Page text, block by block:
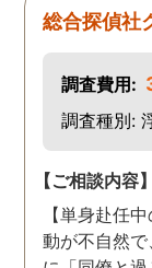
元気に過ご
総合探偵社
調査費用:
調査種別:
【ご相談内容】
【単身赴任
動が不自然